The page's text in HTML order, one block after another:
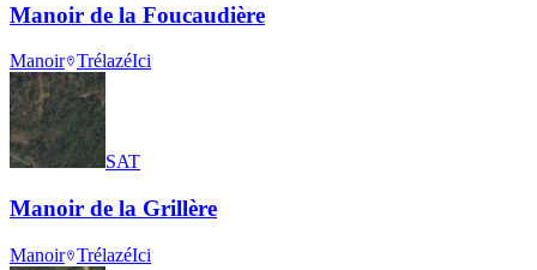
Manoir de la Foucaudière
Manoir TrélazéIci
SAT
Manoir de la Grillère
Manoir TrélazéIci